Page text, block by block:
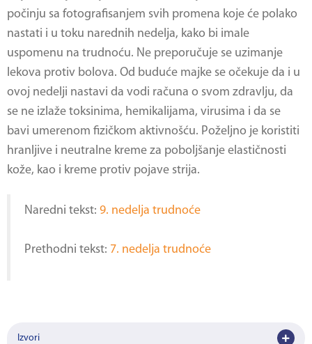
počinju sa fotografisanjem svih promena koje će polako
nastati i u toku narednih nedelja, kako bi imale
uspomenu na trudnoću. Ne preporučuje se uzimanje
lekova protiv bolova. Od buduće majke se očekuje da i u
ovoj nedelji nastavi da vodi računa o svom zdravlju, da
se ne izlaže toksinima, hemikalijama, virusima i da se
bavi umerenom fizičkom aktivnošću. Poželjno je koristiti
hranljive i neutralne kreme za poboljšanje elastičnosti
kože, kao i kreme protiv pojave strija.
Naredni tekst: 9. nedelja trudnoće
Prethodni tekst: 7. nedelja trudnoće
Izvori